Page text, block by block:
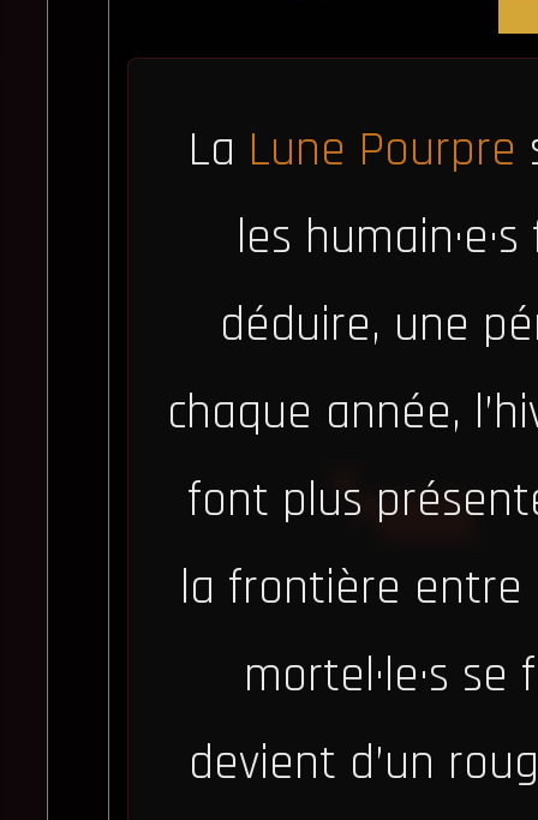
La Lune Pourpre
les
déduire, une
chaque année,
font plus
la frontière entre
mortel·le·s
devient d’un